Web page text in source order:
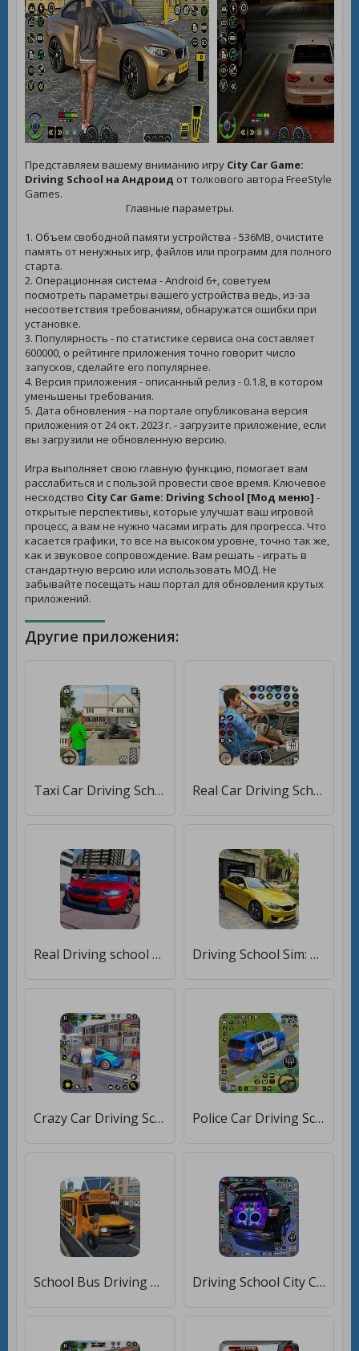
Представляем вашему вниманию игру City Car Game:
Driving School на Андроид от толкового автора FreeStyle
Games.
Главные параметры.
1. Объем свободной памяти устройства - 536MB, очистите
память от ненужных игр, файлов или программ для полного
старта.
2. Операционная система - Android 6+, советуем
посмотреть параметры вашего устройства ведь, из-за
несоответствия требованиям, обнаружатся ошибки при
установке.
3. Популярность - по статистике сервиса она составляет
600000, о рейтинге приложения точно говорит число
запусков, сделайте его популярнее.
4. Версия приложения - описанный релиз - 0.1.8, в котором
уменьшены требования.
5. Дата обновления - на портале опубликована версия
приложения от 24 окт. 2023 г. - загрузите приложение, если
вы загрузили не обновленную версию.
Игра выполняет свою главную функцию, помогает вам
расслабиться и с пользой провести свое время. Ключевое
несходство City Car Game: Driving School [Мод меню] -
открытые перспективы, которые улучшат ваш игровой
процесс, а вам не нужно часами играть для прогресса. Что
касается графики, то все на высоком уровне, точно так же,
как и звуковое сопровождение. Вам решать - играть в
стандартную версию или использовать МОД. Не
забывайте посещать наш портал для обновления крутых
приложений.
Другие приложения:
Taxi Car Driving School Sim 3D [Бесплатные покупки] Real Car Driving School Games [Много денег]
Real Driving school simulator [Бесплатные покупки] Driving School Sim: Car Games [Бесплатные покупки]
Crazy Car Driving School Games [Мод меню] Police Car Driving School Game [Бесплатные покупки]
School Bus Driving Game [Мод меню] Driving School City Car Games [Бесплатные покупки]